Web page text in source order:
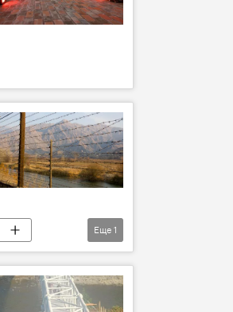
Еще 1